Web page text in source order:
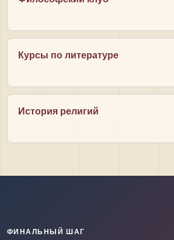
Курсы по литературе
История религий
ФИНАЛЬНЫЙ ШАГ